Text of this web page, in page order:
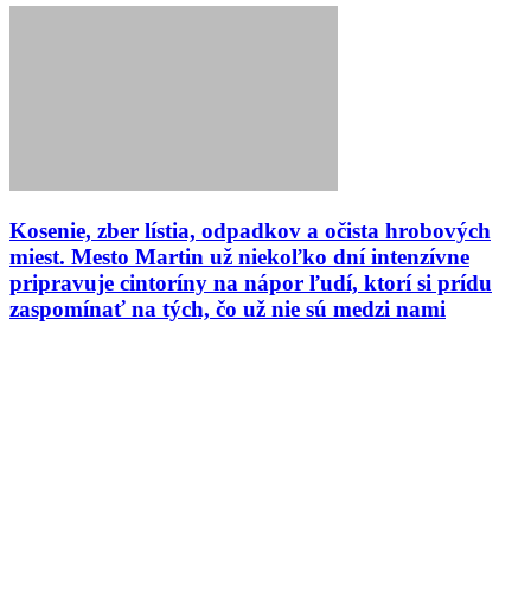
Kosenie, zber lístia, odpadkov a očista hrobových
miest. Mesto Martin už niekoľko dní intenzívne
pripravuje cintoríny na nápor ľudí, ktorí si prídu
zaspomínať na tých, čo už nie sú medzi nami